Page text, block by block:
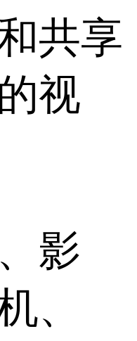
共享
视
影
、